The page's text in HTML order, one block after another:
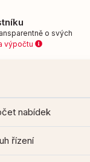
o svých
výpočtu
nabídek
řízení